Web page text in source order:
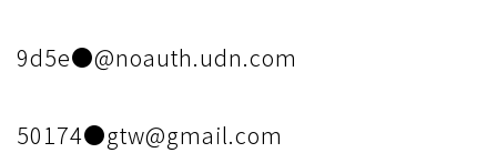
9d5e●@noauth.udn.com
50174●gtw@gmail.com